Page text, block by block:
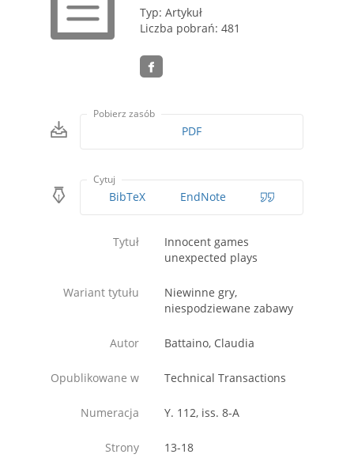
Typ: Artykuł
Liczba pobrań: 481
Pobierz zasób
PDF
Cytuj
BibTeX EndNote
Tytuł
Innocent games
unexpected plays
Wariant tytułu
Niewinne gry,
niespodziewane zabawy
Autor Battaino, Claudia
Opublikowane w Technical Transactions
Numeracja Y. 112, iss. 8-A
Strony 13-18